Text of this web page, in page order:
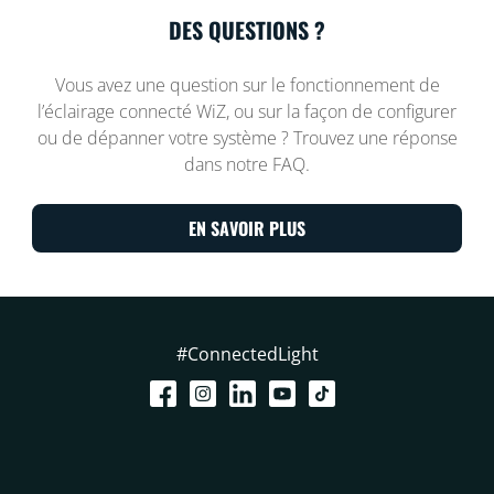
DES QUESTIONS ?
Vous avez une question sur le fonctionnement de
l’éclairage connecté WiZ, ou sur la façon de configurer
ou de dépanner votre système ? Trouvez une réponse
dans notre FAQ.
EN SAVOIR PLUS
#ConnectedLight